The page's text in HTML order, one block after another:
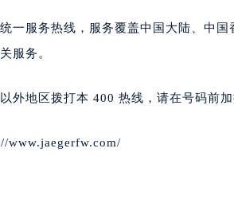
市丰泽区宝洲路729号浦西万达中心写
南区山东路6号华润大厦B座22层04室
朝阳区西安大路727号中银大厦A座(旺
盘龙区北京路928号同德昆明广场写字
碑林区南关正街88号华侨城长安国际
一服务热线，服务覆盖中国大陆、中
服务。
外地区拨打本 400 热线，请在号码前加
www.jaegerfw.com/